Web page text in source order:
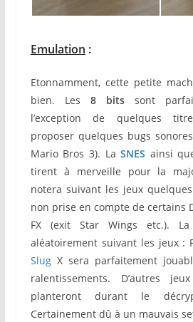
Emulation :
Etonnamment, cette petite
bien. Les 8 bitssont
l’exception de quelques
proposer quelques bugs
Mario Bros 3). LaSNES ainsi
tirent à merveille pour la
notera suivant les jeux
non prise en compte de certains
FX (exit Star Wings etc.). La
aléatoirement suivant les jeux :
SlugX sera parfaitement
ralentissements. D’autres
planteront durant le
Certainement dû à un mauvais